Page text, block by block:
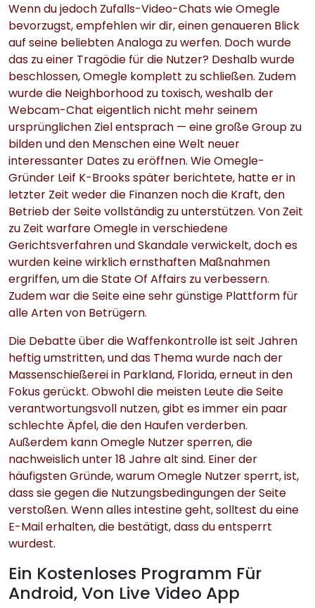
Wenn du jedoch Zufalls-Video-Chats wie Omegle
bevorzugst, empfehlen wir dir, einen genaueren Blick
auf seine beliebten Analoga zu werfen. Doch wurde
das zu einer Tragödie für die Nutzer? Deshalb wurde
beschlossen, Omegle komplett zu schließen. Zudem
wurde die Neighborhood zu toxisch, weshalb der
Webcam-Chat eigentlich nicht mehr seinem
ursprünglichen Ziel entsprach — eine große Group zu
bilden und den Menschen eine Welt neuer
interessanter Dates zu eröffnen. Wie Omegle-
Gründer Leif K-Brooks später berichtete, hatte er in
letzter Zeit weder die Finanzen noch die Kraft, den
Betrieb der Seite vollständig zu unterstützen. Von Zeit
zu Zeit warfare Omegle in verschiedene
Gerichtsverfahren und Skandale verwickelt, doch es
wurden keine wirklich ernsthaften Maßnahmen
ergriffen, um die State Of Affairs zu verbessern.
Zudem war die Seite eine sehr günstige Plattform für
alle Arten von Betrügern.
Die Debatte über die Waffenkontrolle ist seit Jahren
heftig umstritten, und das Thema wurde nach der
Massenschießerei in Parkland, Florida, erneut in den
Fokus gerückt. Obwohl die meisten Leute die Seite
verantwortungsvoll nutzen, gibt es immer ein paar
schlechte Äpfel, die den Haufen verderben.
Außerdem kann Omegle Nutzer sperren, die
nachweislich unter 18 Jahre alt sind. Einer der
häufigsten Gründe, warum Omegle Nutzer sperrt, ist,
dass sie gegen die Nutzungsbedingungen der Seite
verstoßen. Wenn alles intestine geht, solltest du eine
E-Mail erhalten, die bestätigt, dass du entsperrt
wurdest.
Ein Kostenloses Programm Für
Android, Von Live Video App